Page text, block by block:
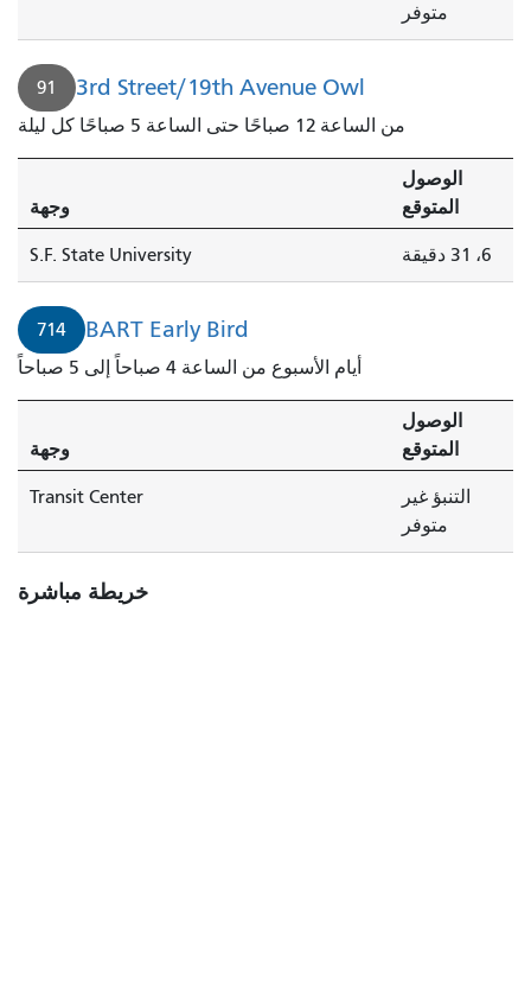
متوفر
91 3rd Street/19th Avenue Owl
من الساعة 12 صباحًا حتى الساعة 5 صباحًا كل ليلة
وجهة
الوصول
المتوقع
S.F. State University 6، 31 دقيقة
714 BART Early Bird
أيام الأسبوع من الساعة 4 صباحاً إلى 5 صباحاً
وجهة
الوصول
المتوقع
Transit Center
التنبؤ غير
متوفر
خريطة مباشرة